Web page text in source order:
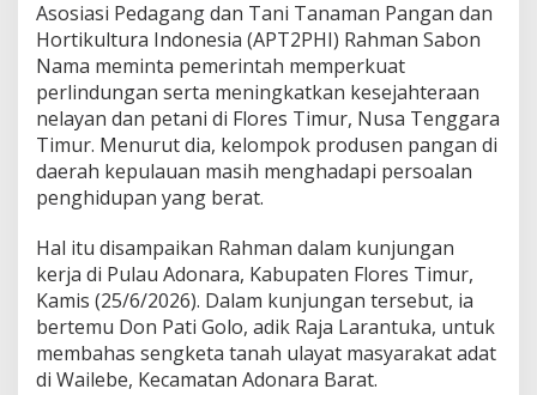
i
n
a
N
e
g
a
r
e
r
k
u
a
t
P
Asosiasi Pedagang dan Tani Tanaman Pangan dan
Hortikultura Indonesia (APT2PHI) Rahman Sabon
Nama meminta pemerintah memperkuat
perlindungan serta meningkatkan kesejahteraan
nelayan dan petani di Flores Timur, Nusa Tenggara
Timur. Menurut dia, kelompok produsen pangan di
daerah kepulauan masih menghadapi persoalan
penghidupan yang berat.
Hal itu disampaikan Rahman dalam kunjungan
kerja di Pulau Adonara, Kabupaten Flores Timur,
Kamis (25/6/2026). Dalam kunjungan tersebut, ia
bertemu Don Pati Golo, adik Raja Larantuka, untuk
membahas sengketa tanah ulayat masyarakat adat
di Wailebe, Kecamatan Adonara Barat.